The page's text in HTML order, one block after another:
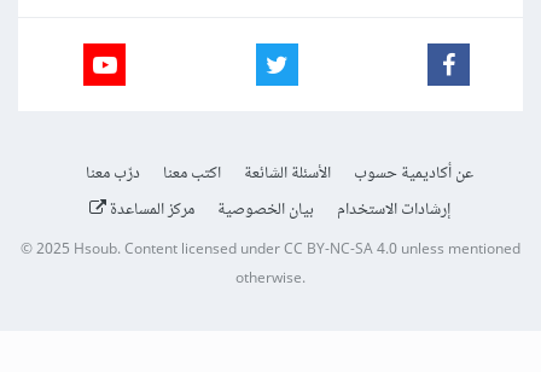
عن أكاديمية حسوب الأسئلة الشائعة اكتب معنا
درّب معنا
إرشادات الاستخدام
بيان الخصوصية مركز المساعدة
© 2025Hsoub.Content licensed underCC BY-NC-SA 4.0unless mentioned
otherwise.